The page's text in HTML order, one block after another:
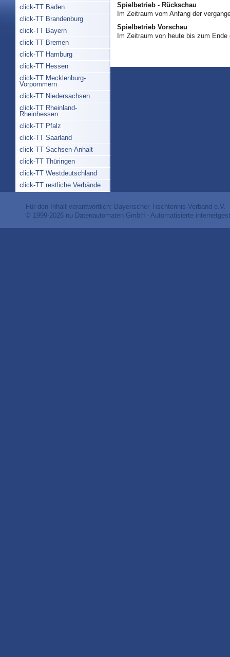
click-TT Baden
click-TT Brandenburg
click-TT Bayern
click-TT Bremen
click-TT Hamburg
click-TT Hessen
click-TT Mecklenburg-
Vorpommern
click-TT Niedersachsen
click-TT Rheinland-
Rheinhessen
click-TT Pfalz
click-TT Saarland
click-TT Sachsen-Anhalt
click-TT Thüringen
click-TT Westdeutschland
click-TT restliche Verbände
Spielbetrieb - Rückschau
Im Zeitraum vom Anfang der
Spielbetrieb Vorschau
Im Zeitraum von heute bis zum
Für den Inhalt verantwortlich: Bayerischer Tischtennis-Verband e.V.
© 1999-2026 nu Datenautomaten GmbH - Automatisierte